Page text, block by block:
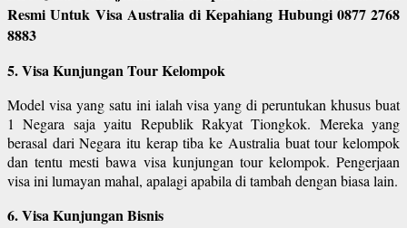
Resmi Untuk Visa Australia di Kepahiang Hubungi 0877 2768
8883
5. Visa Kunjungan Tour Kelompok
Model visa yang satu ini ialah visa yang di peruntukan khusus buat
1 Negara saja yaitu Republik Rakyat Tiongkok. Mereka yang
berasal dari Negara itu kerap tiba ke Australia buat tour kelompok
dan tentu mesti bawa visa kunjungan tour kelompok. Pengerjaan
visa ini lumayan mahal, apalagi apabila di tambah dengan biasa lain.
6. Visa Kunjungan Bisnis